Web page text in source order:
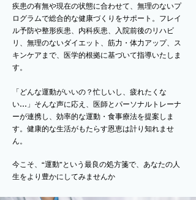
疾患の有無や現在の状態に合わせて、無理のないプ
ログラムで総合的な健康づくりをサポート。フレイ
ル予防や整形疾患、内科疾患、入院前後のリハビ
リ、無理のないダイエット、筋力・体力アップ、ス
キンケアまで、医学的根拠に基づいて指導いたしま
す。
「どんな運動がいいの？忙しいし、疲れたくな
い…」そんな声に応え、医師とパーソナルトレーナ
ーが連携し、効率的な運動・食事療法を提案しま
す。健康的な生活がもたらす恩恵は計り知れませ
ん。
今こそ、“運動”という最良の処方箋で、あなたの人
生をより豊かにしてみませんか